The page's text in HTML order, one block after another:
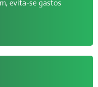
evita-se gastos